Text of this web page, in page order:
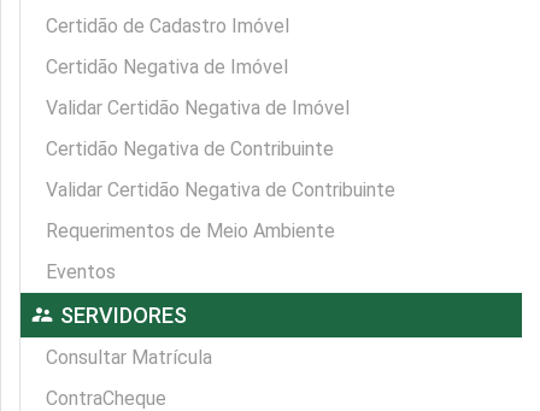
Certidão de Cadastro Imóvel
Certidão Negativa de Imóvel
Validar Certidão Negativa de Imóvel
Certidão Negativa de Contribuinte
Validar Certidão Negativa de Contribuinte
Requerimentos de Meio Ambiente
Eventos
supervisor_account SERVIDORES
Consultar Matrícula
ContraCheque